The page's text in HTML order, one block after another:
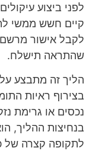
לפני ביצוע
קיים חשש ממשי
לקבל אישור
שהתראה תישלח.
הליך זה מתבצע
בצירוף ראיות
נכסים או גרימת
בנחיצות ההליך,